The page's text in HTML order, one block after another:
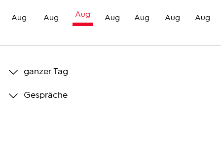
Trailer
Bilder
Aug Aug Aug Aug Aug Aug Aug
ganzer Tag
Gespräche